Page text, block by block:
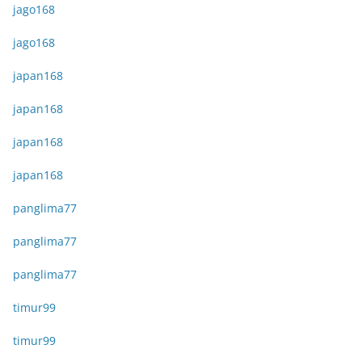
jago168
jago168
japan168
japan168
japan168
japan168
panglima77
panglima77
panglima77
timur99
timur99